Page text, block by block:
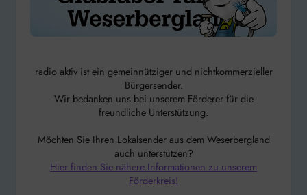
radio aktiv ist ein gemeinnütziger und nichtkommerzieller
Bürgersender.
Wir bedanken uns bei unserem Förderer für die
freundliche Unterstützung.
Möchten Sie Ihren Lokalsender aus dem Weserbergland
auch unterstützen?
Hier finden Sie nähere Informationen zu unserem
Förderkreis!